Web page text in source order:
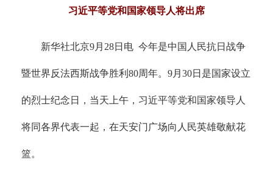
习近平等党和国家领导人将出席
新华社北京9月28日电 今年是中国人民抗日战争
暨世界反法西斯战争胜利80周年。9月30日是国家设立
的烈士纪念日，当天上午，习近平等党和国家领导人
将同各界代表一起，在天安门广场向人民英雄敬献花
篮。